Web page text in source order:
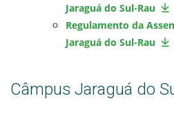
Editais Locais
Jaraguá do Sul-Rau
Regulamento da
Jaraguá do Sul-Rau
Câmpus Jaraguá do